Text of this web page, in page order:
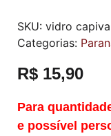
SKU: vidro
Categorias:
R$ 15,90
Para
e possível